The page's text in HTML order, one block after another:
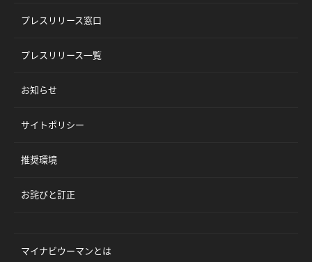
プレスリリース窓口
プレスリリース一覧
お知らせ
サイトポリシー
推奨環境
お詫びと訂正
マイナビウーマンとは